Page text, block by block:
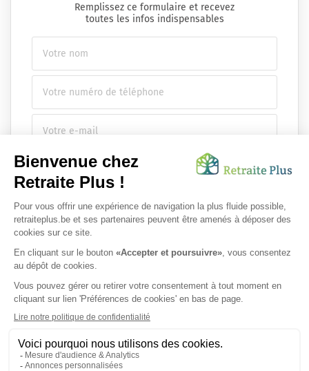
Remplissez ce formulaire et recevez
toutes les infos indispensables
Envoyer ma demande
Nous vous infsdgsormons de l'existence de la liste d'opposition
au démarchage téléphonique.